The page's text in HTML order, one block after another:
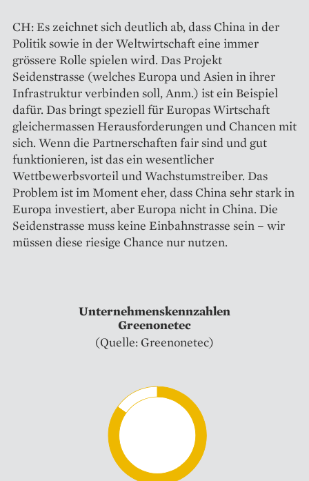
CH: Es zeichnet sich deutlich ab, dass China in der
Politik sowie in der Weltwirtschaft eine immer
grössere Rolle spielen wird. Das Projekt
Seidenstrasse (welches Europa und Asien in ihrer
Infrastruktur verbinden soll, Anm.) ist ein Beispiel
dafür. Das bringt speziell für Europas Wirtschaft
gleichermassen Herausforderungen und Chancen mit
sich. Wenn die Partnerschaften fair sind und gut
funktionieren, ist das ein wesentlicher
Wettbewerbsvorteil und Wachstumstreiber. Das
Problem ist im Moment eher, dass China sehr stark in
Europa investiert, aber Europa nicht in China. Die
Seidenstrasse muss keine Einbahnstrasse sein – wir
müssen diese riesige Chance nur nutzen.
Unternehmenskennzahlen
Greenonetec
(Quelle: Greenonetec)